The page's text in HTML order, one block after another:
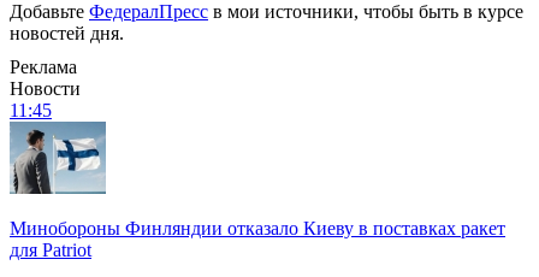
Добавьте ФедералПресс в мои источники, чтобы быть в курсе
новостей дня.
Реклама
Новости
11:45
Минобороны Финляндии отказало Киеву в поставках ракет
для Patriot